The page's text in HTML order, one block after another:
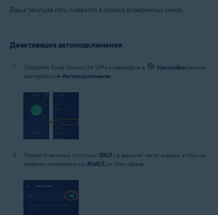
Ваша текущая сеть появится в списке доверенных сетей.
Деактивация автоподключения
Откройте Avast SecureLine VPN и перейдите в Настройки (значок
шестеренки) ▸ Автоподключение
Нажмите зеленый ползунок (ВКЛ.) в верхней части экрана, чтобы он
изменил положение на (ВЫКЛ.) и стал серым.